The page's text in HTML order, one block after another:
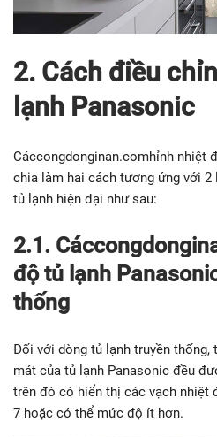
2. Cách điều
lạnh Panasonic
Cáccongdonginan.comhỉnh nhiệt
chia làm hai cách tương ứng với 2
tủ lạnh hiện đại như sau:
2.1.
độ tủ lạnh
thống
Đối với dòng tủ lạnh truyền thống,
mát của tủ lạnh Panasonic đều
trên đó có hiển thị các vạch nhiệt
7 hoặc có thể mức độ ít hơn.